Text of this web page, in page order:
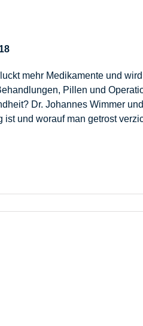
mehr Medikamente und
Pillen und
Dr. Johannes Wimmer
und worauf man getrost